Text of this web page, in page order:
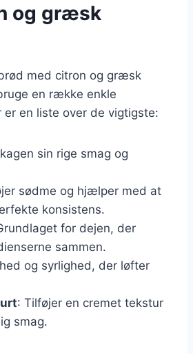
og græsk
med citron og græsk
en række enkle
er en liste over de vigtigste:
sin rige smag og
sødme og hjælper med at
konsistens.
for dejen, der
sammen.
og syrlighed, der løfter
: Tilføjer en cremet tekstur
smag.